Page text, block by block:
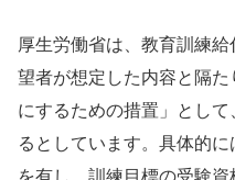
厚生労働省は、教育訓練
望者が想定した内容と隔
にするための措置」として
るとしています。具体的